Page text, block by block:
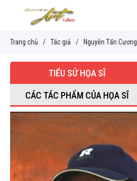
Trang chủ / Tác giả / Nguyễn Tấn Cương
TIỂU SỬ HỌA SĨ
CÁC TÁC PHẨM CỦA HỌA SĨ